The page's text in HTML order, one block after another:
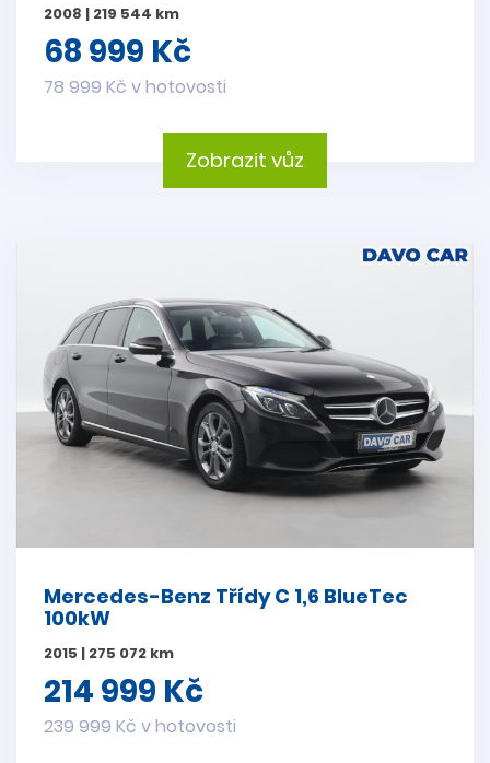
2008 | 219 544 km
68 999 Kč
78 999 Kč v hotovosti
Zobrazit vůz
Mercedes-Benz Třídy C 1,6 BlueTec
100kW
2015 | 275 072 km
214 999 Kč
239 999 Kč v hotovosti